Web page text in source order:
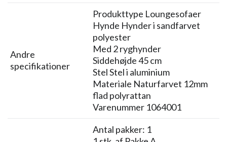
Andre
specifikationer
Produkttype Loungesofaer
Hynde Hynder i sandfarvet
polyester
Med 2 ryghynder
Siddehøjde 45 cm
Stel Stel i aluminium
Materiale Naturfarvet 12mm
flad polyrattan
Varenummer 1064001
Antal pakker: 1